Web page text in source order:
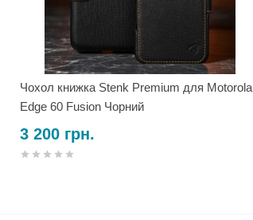
Чохол книжка Stenk Premium для Motorola
Edge 60 Fusion Чорний
3 200 грн.